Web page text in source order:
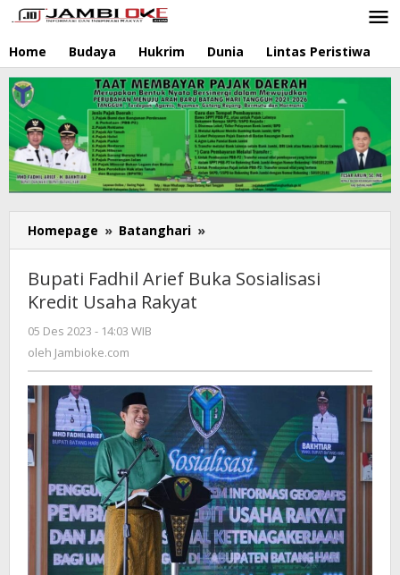
Lewati
ke
konten
Home Budaya Hukrim Dunia Lintas Peristiwa
Homepage » Batanghari »
Fadhil
Arief
Buka
Bupati Fadhil Arief Buka Sosialisasi
Kredit Usaha Rakyat
05 Des 2023 - 14:03 WIB
oleh Jambioke.com